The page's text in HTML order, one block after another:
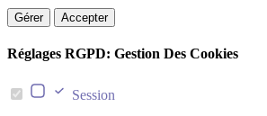
Gérer Accepter
Réglages RGPD: Gestion Des Cookies
Session